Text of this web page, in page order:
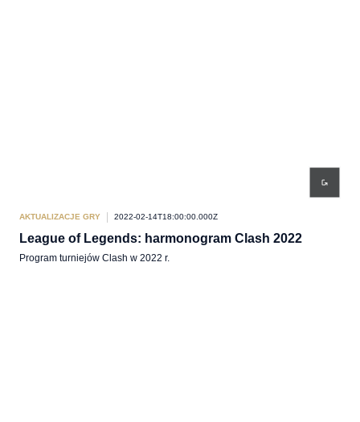
AKTUALIZACJE GRY 2022-02-14T18:00:00.000Z
League of Legends: harmonogram Clash 2022
Program turniejów Clash w 2022 r.